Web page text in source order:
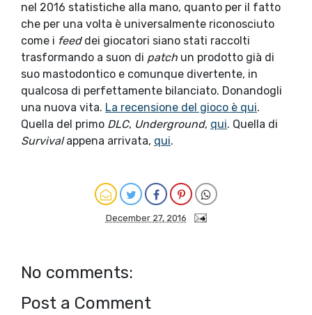
nel 2016 statistiche alla mano, quanto per il fatto
che per una volta è universalmente riconosciuto
come i feed dei giocatori siano stati raccolti
trasformando a suon di patch un prodotto già di
suo mastodontico e comunque divertente, in
qualcosa di perfettamente bilanciato. Donandogli
una nuova vita. La recensione del gioco è qui.
Quella del primo DLC, Underground, qui. Quella di
Survivalappena arrivata, qui.
December 27, 2016
No comments:
Post a Comment